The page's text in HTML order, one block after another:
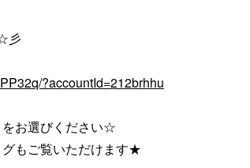
彡
?accountId=212brhhu
お選びください☆
もご覧いただけます★